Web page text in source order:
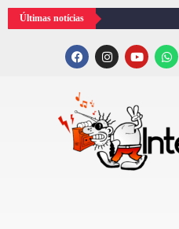
Últimas notícias